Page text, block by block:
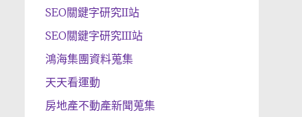
SEO關鍵字研究II站
SEO關鍵字研究III站
鴻海集團資料蒐集
天天看運動
房地產不動產新聞蒐集